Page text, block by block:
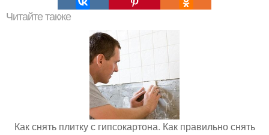
Читайте также
Как снять плитку с гипсокартона. Как правильно снять